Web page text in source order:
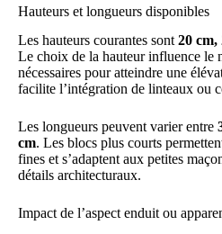
Hauteurs et longueurs disponibles
Les hauteurs courantes sont20 cm,
Le choix de la hauteur influence le
nécessaires pour atteindre une
facilite l’intégration de linteaux ou
Les longueurs peuvent varier entre
cm. Les blocs plus courts
fines et s’adaptent aux petites
détails architecturaux.
Impact de l’aspect enduit ou